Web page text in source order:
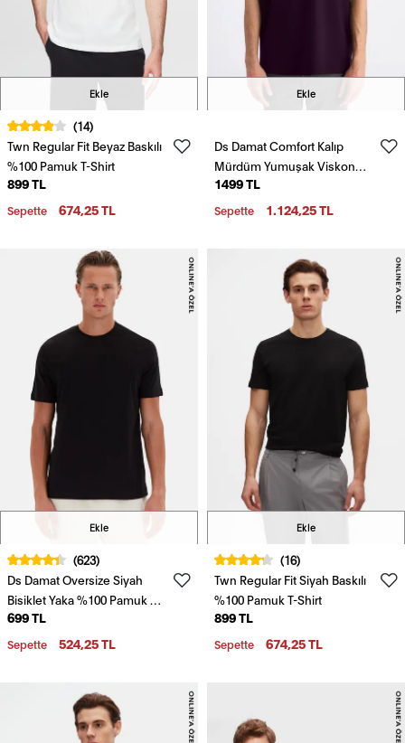
Ekle
(14)
Twn Regular Fit Beyaz Baskılı
%100 Pamuk T-Shirt
899 TL
Sepette 674,25 TL
Ekle
Ds Damat Comfort Kalıp
Mürdüm Yumuşak Viskon
Karışımlı Rahat Bisiklet Yaka
Tişört
1499 TL
Sepette 1.124,25 TL
Ekle
(623)
Ds Damat Oversize Siyah
Bisiklet Yaka %100 Pamuk T-
Shirt
699 TL
Sepette 524,25 TL
Ekle
(16)
Twn Regular Fit Siyah Baskılı
%100 Pamuk T-Shirt
899 TL
Sepette 674,25 TL